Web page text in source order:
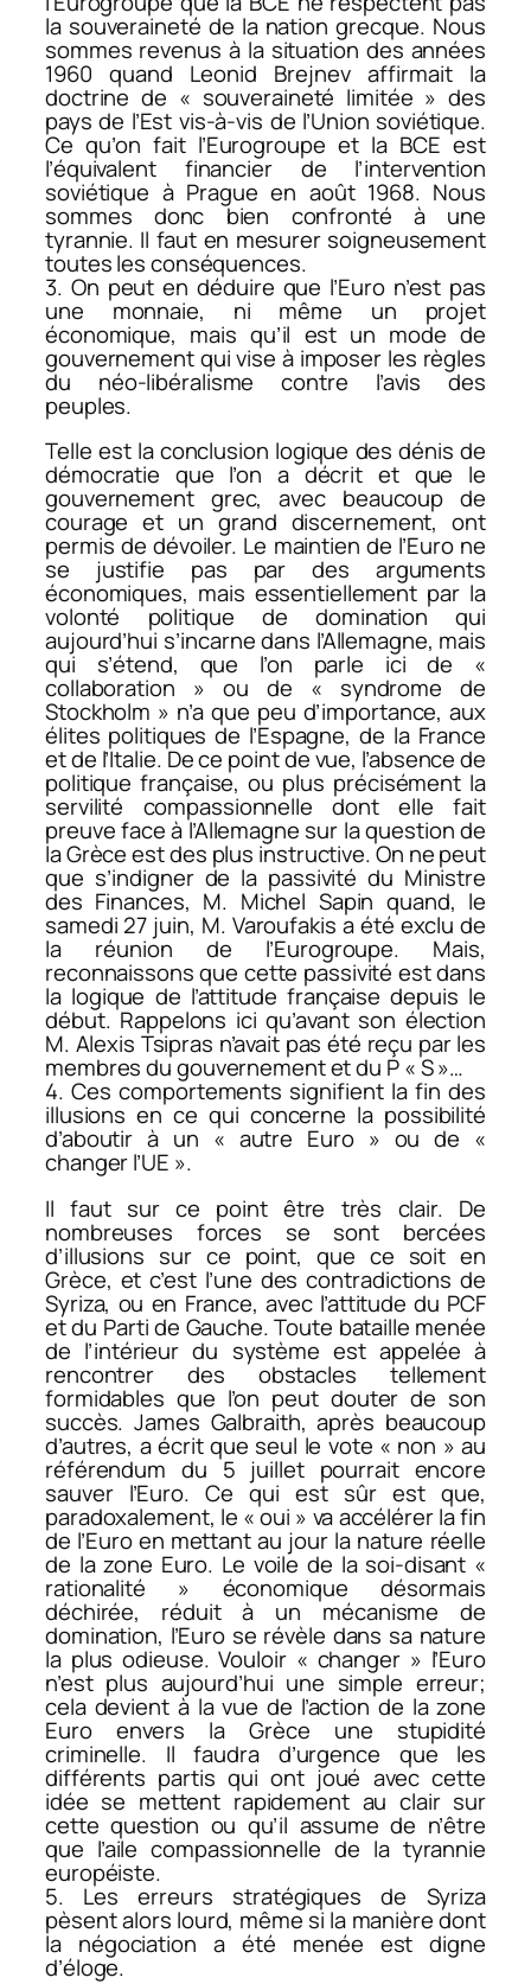
la souveraineté de la nation grecque. Nous
sommes revenus à la situation des années
1960 quand Leonid Brejnev affirmait la
doctrine de « souveraineté limitée » des
pays de l’Est vis-à-vis de l’Union soviétique.
Ce qu’on fait l’Eurogroupe et la BCE est
l’équivalent financier de l’intervention
soviétique à Prague en août 1968. Nous
sommes donc bien confronté à une
tyrannie. Il faut en mesurer soigneusement
toutes les conséquences.
3. On peut en déduire que l’Euro n’est pas
une monnaie, ni même un projet
économique, mais qu’il est un mode de
gouvernement qui vise à imposer les règles
du néo-libéralisme contre l’avis des
peuples.
Telle est la conclusion logique des dénis de
démocratie que l’on a décrit et que le
gouvernement grec, avec beaucoup de
courage et un grand discernement, ont
permis de dévoiler. Le maintien de l’Euro ne
se justifie pas par des arguments
économiques, mais essentiellement par la
volonté politique de domination qui
aujourd’hui s’incarne dans l’Allemagne, mais
qui s’étend, que l’on parle ici de «
collaboration » ou de « syndrome de
Stockholm » n’a que peu d’importance, aux
élites politiques de l’Espagne, de la France
et de l’Italie. De ce point de vue, l’absence de
politique française, ou plus précisément la
servilité compassionnelle dont elle fait
preuve face à l’Allemagne sur la question de
la Grèce est des plus instructive. On ne peut
que s’indigner de la passivité du Ministre
des Finances, M. Michel Sapin quand, le
samedi 27 juin, M. Varoufakis a été exclu de
la réunion de l’Eurogroupe. Mais,
reconnaissons que cette passivité est dans
la logique de l’attitude française depuis le
début. Rappelons ici qu’avant son élection
M. Alexis Tsipras n’avait pas été reçu par les
membres du gouvernement et du P « S »…
4. Ces comportements signifient la fin des
illusions en ce qui concerne la possibilité
d’aboutir à un « autre Euro » ou de «
changer l’UE ».
Il faut sur ce point être très clair. De
nombreuses forces se sont bercées
d’illusions sur ce point, que ce soit en
Grèce, et c’est l’une des contradictions de
Syriza, ou en France, avec l’attitude du PCF
et du Parti de Gauche. Toute bataille menée
de l’intérieur du système est appelée à
rencontrer des obstacles tellement
formidables que l’on peut douter de son
succès. James Galbraith, après beaucoup
d’autres, a écrit que seul le vote « non » au
référendum du 5 juillet pourrait encore
sauver l’Euro. Ce qui est sûr est que,
paradoxalement, le « oui » va accélérer la fin
de l’Euro en mettant au jour la nature réelle
de la zone Euro. Le voile de la soi-disant «
rationalité » économique désormais
déchirée, réduit à un mécanisme de
domination, l’Euro se révèle dans sa nature
la plus odieuse. Vouloir « changer » l’Euro
n’est plus aujourd’hui une simple erreur;
cela devient à la vue de l’action de la zone
Euro envers la Grèce une stupidité
criminelle. Il faudra d’urgence que les
différents partis qui ont joué avec cette
idée se mettent rapidement au clair sur
cette question ou qu’il assume de n’être
que l’aile compassionnelle de la tyrannie
européiste.
5. Les erreurs stratégiques de Syriza
pèsent alors lourd, même si la manière dont
la négociation a été menée est digne
d’éloge.